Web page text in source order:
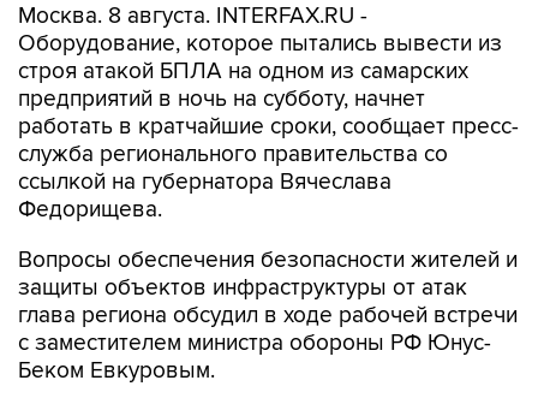
Москва. 8 августа. INTERFAX.RU -
Оборудование, которое пытались вывести из
строя атакой БПЛА на одном из самарских
предприятий в ночь на субботу, начнет
работать в кратчайшие сроки, сообщает пресс-
служба регионального правительства со
ссылкой на губернатора Вячеслава
Федорищева.
Вопросы обеспечения безопасности жителей и
защиты объектов инфраструктуры от атак
глава региона обсудил в ходе рабочей встречи
с заместителем министра обороны РФ Юнус-
Беком Евкуровым.